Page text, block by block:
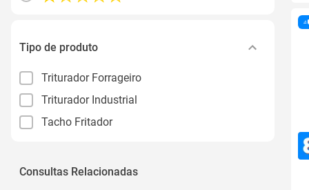
Tipo de produto
Triturador Forrageiro
Triturador Industrial
Tacho Fritador
Consultas Relacionadas